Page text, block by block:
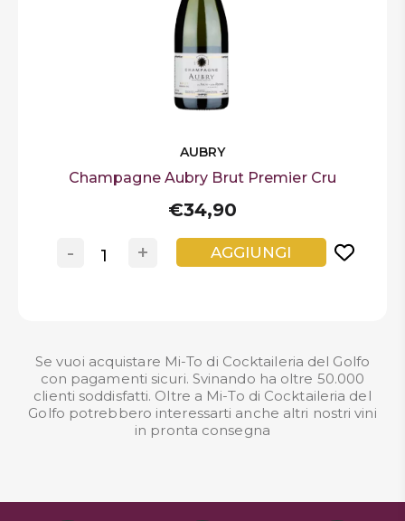
AUBRY
Champagne Aubry Brut Premier Cru
€34,90
+
- AGGIUNGI
Se vuoi acquistare Mi-To di Cocktaileria del Golfo
con pagamenti sicuri. Svinando ha oltre 50.000
clienti soddisfatti. Oltre a Mi-To di Cocktaileria del
Golfo potrebbero interessarti anche altri nostrivini
in pronta consegna